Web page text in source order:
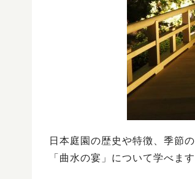
日本庭園の歴史や特徴、季節
「曲水の宴」について学べます